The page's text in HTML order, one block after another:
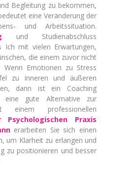
Begleitung zu bekommen,
eine Veränderung der
und Arbeitssituation.
und Studienabschluss
Ich mit vielen Erwartungen,
die einem zuvor nicht
Wenn Emotionen zu Stress
zu inneren und äußeren
dann ist ein Coaching
eine gute Alternative zur
einem professionellen
Psychologischen Praxis
erarbeiten Sie sich einen
um Klarheit zu erlangen und
zu positionieren und besser